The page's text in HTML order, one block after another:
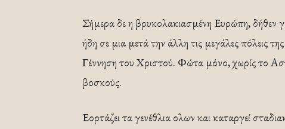
Σήμερα δε η βρυκολακιασμένη Ευρώπη, δήθεν
ήδη σε μια μετά την άλλη τις μεγάλες πόλεις
Γέννηση του Χριστού. Φώτα μόνο, χωρίς το
βοσκούς.
Εορτάζει τα γενέ­θλια ο­­­λων και καταργεί